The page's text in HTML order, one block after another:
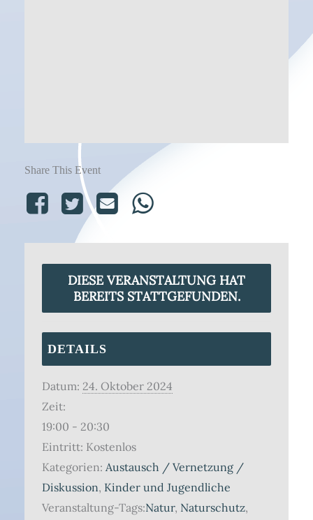
Share This Event
DIESE VERANSTALTUNG HAT
BEREITS STATTGEFUNDEN.
DETAILS
Datum: 24. Oktober 2024
Zeit:
19:00 - 20:30
Eintritt: Kostenlos
Kategorien: Austausch / Vernetzung /
Diskussion, Kinder und Jugendliche
Veranstaltung-Tags:Natur, Naturschutz,